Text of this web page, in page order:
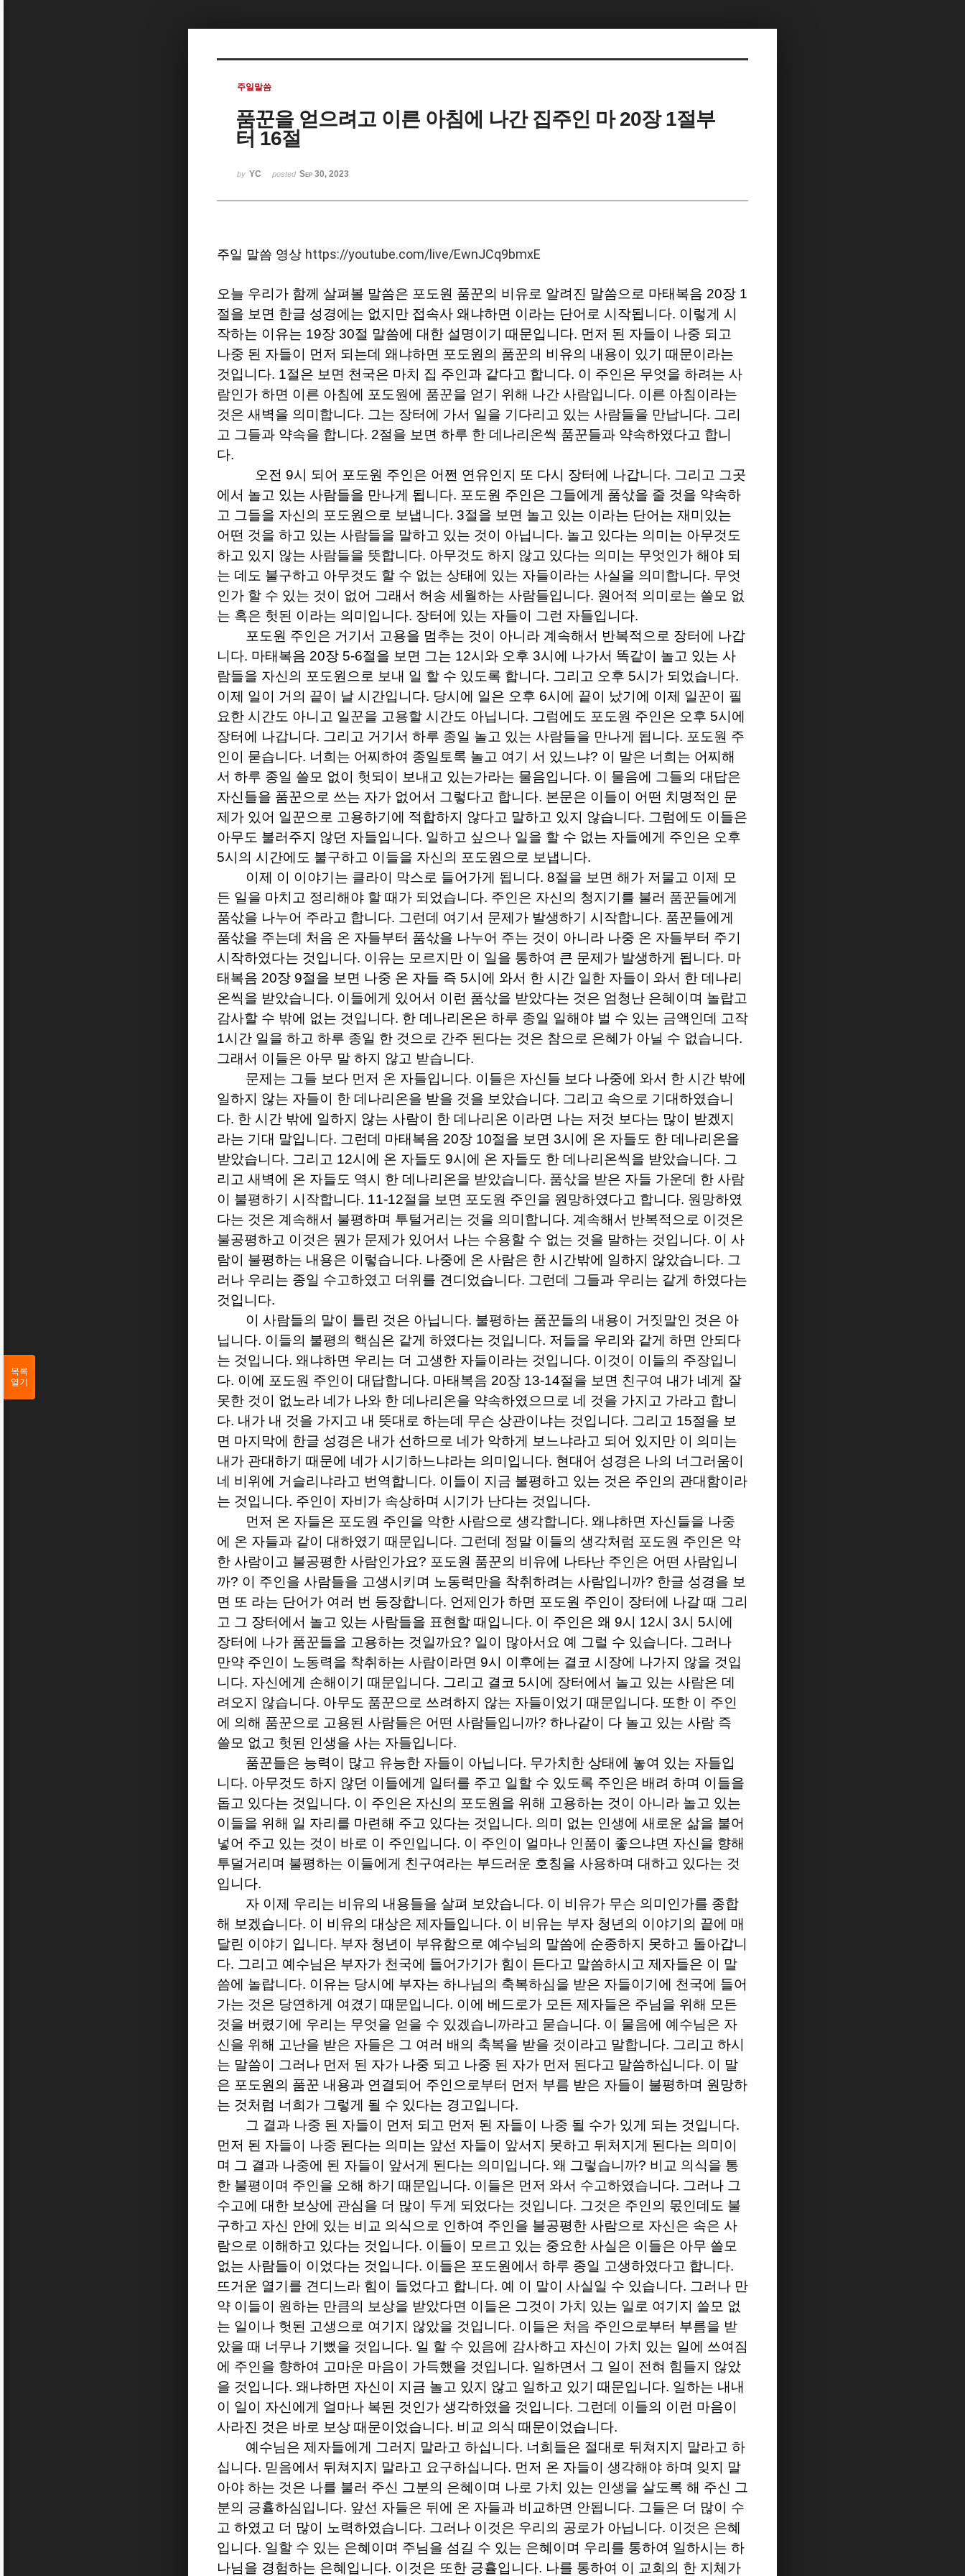
주일말씀
품꾼을 얻으려고 이른 아침에 나간 집주인 마 20장 1절부
터 16절
by YC posted Sep 30, 2023
주일 말씀 영상 https://youtube.com/live/EwnJCq9bmxE
오늘 우리가 함께 살펴볼 말씀은 포도원 품꾼의 비유로 알려진 말씀으로 마태복음 20장 1
절을 보면 한글 성경에는 없지만 접속사 왜냐하면 이라는 단어로 시작됩니다. 이렇게 시
작하는 이유는 19장 30절 말씀에 대한 설명이기 때문입니다. 먼저 된 자들이 나중 되고
나중 된 자들이 먼저 되는데 왜냐하면 포도원의 품꾼의 비유의 내용이 있기 때문이라는
것입니다. 1절은 보면 천국은 마치 집 주인과 같다고 합니다. 이 주인은 무엇을 하려는 사
람인가 하면 이른 아침에 포도원에 품꾼을 얻기 위해 나간 사람입니다. 이른 아침이라는
것은 새벽을 의미합니다. 그는 장터에 가서 일을 기다리고 있는 사람들을 만납니다. 그리
고 그들과 약속을 합니다. 2절을 보면 하루 한 데나리온씩 품꾼들과 약속하였다고 합니
다.
오전 9시 되어 포도원 주인은 어쩐 연유인지 또 다시 장터에 나갑니다. 그리고 그곳
에서 놀고 있는 사람들을 만나게 됩니다. 포도원 주인은 그들에게 품삯을 줄 것을 약속하
고 그들을 자신의 포도원으로 보냅니다. 3절을 보면 놀고 있는 이라는 단어는 재미있는
어떤 것을 하고 있는 사람들을 말하고 있는 것이 아닙니다. 놀고 있다는 의미는 아무것도
하고 있지 않는 사람들을 뜻합니다. 아무것도 하지 않고 있다는 의미는 무엇인가 해야 되
는 데도 불구하고 아무것도 할 수 없는 상태에 있는 자들이라는 사실을 의미합니다. 무엇
인가 할 수 있는 것이 없어 그래서 허송 세월하는 사람들입니다. 원어적 의미로는 쓸모 없
는 혹은 헛된 이라는 의미입니다. 장터에 있는 자들이 그런 자들입니다.
포도원 주인은 거기서 고용을 멈추는 것이 아니라 계속해서 반복적으로 장터에 나갑
니다. 마태복음 20장 5-6절을 보면 그는 12시와 오후 3시에 나가서 똑같이 놀고 있는 사
람들을 자신의 포도원으로 보내 일 할 수 있도록 합니다. 그리고 오후 5시가 되었습니다.
이제 일이 거의 끝이 날 시간입니다. 당시에 일은 오후 6시에 끝이 났기에 이제 일꾼이 필
요한 시간도 아니고 일꾼을 고용할 시간도 아닙니다. 그럼에도 포도원 주인은 오후 5시에
장터에 나갑니다. 그리고 거기서 하루 종일 놀고 있는 사람들을 만나게 됩니다. 포도원 주
인이 묻습니다. 너희는 어찌하여 종일토록 놀고 여기 서 있느냐? 이 말은 너희는 어찌해
서 하루 종일 쓸모 없이 헛되이 보내고 있는가라는 물음입니다. 이 물음에 그들의 대답은
자신들을 품꾼으로 쓰는 자가 없어서 그렇다고 합니다. 본문은 이들이 어떤 치명적인 문
제가 있어 일꾼으로 고용하기에 적합하지 않다고 말하고 있지 않습니다. 그럼에도 이들은
아무도 불러주지 않던 자들입니다. 일하고 싶으나 일을 할 수 없는 자들에게 주인은 오후
5시의 시간에도 불구하고 이들을 자신의 포도원으로 보냅니다.
이제 이 이야기는 클라이 막스로 들어가게 됩니다. 8절을 보면 해가 저물고 이제 모
든 일을 마치고 정리해야 할 때가 되었습니다. 주인은 자신의 청지기를 불러 품꾼들에게
품삯을 나누어 주라고 합니다. 그런데 여기서 문제가 발생하기 시작합니다. 품꾼들에게
품삯을 주는데 처음 온 자들부터 품삯을 나누어 주는 것이 아니라 나중 온 자들부터 주기
시작하였다는 것입니다. 이유는 모르지만 이 일을 통하여 큰 문제가 발생하게 됩니다. 마
태복음 20장 9절을 보면 나중 온 자들 즉 5시에 와서 한 시간 일한 자들이 와서 한 데나리
온씩을 받았습니다. 이들에게 있어서 이런 품삯을 받았다는 것은 엄청난 은혜이며 놀랍고
감사할 수 밖에 없는 것입니다. 한 데나리온은 하루 종일 일해야 벌 수 있는 금액인데 고작
1시간 일을 하고 하루 종일 한 것으로 간주 된다는 것은 참으로 은혜가 아닐 수 없습니다.
그래서 이들은 아무 말 하지 않고 받습니다.
문제는 그들 보다 먼저 온 자들입니다. 이들은 자신들 보다 나중에 와서 한 시간 밖에
일하지 않는 자들이 한 데나리온을 받을 것을 보았습니다. 그리고 속으로 기대하였습니
다. 한 시간 밖에 일하지 않는 사람이 한 데나리온 이라면 나는 저것 보다는 많이 받겠지
라는 기대 말입니다. 그런데 마태복음 20장 10절을 보면 3시에 온 자들도 한 데나리온을
받았습니다. 그리고 12시에 온 자들도 9시에 온 자들도 한 데나리온씩을 받았습니다. 그
리고 새벽에 온 자들도 역시 한 데나리온을 받았습니다. 품삯을 받은 자들 가운데 한 사람
이 불평하기 시작합니다. 11-12절을 보면 포도원 주인을 원망하였다고 합니다. 원망하였
다는 것은 계속해서 불평하며 투털거리는 것을 의미합니다. 계속해서 반복적으로 이것은
불공평하고 이것은 뭔가 문제가 있어서 나는 수용할 수 없는 것을 말하는 것입니다. 이 사
람이 불평하는 내용은 이렇습니다. 나중에 온 사람은 한 시간밖에 일하지 않았습니다. 그
러나 우리는 종일 수고하였고 더위를 견디었습니다. 그런데 그들과 우리는 같게 하였다는
것입니다.
이 사람들의 말이 틀린 것은 아닙니다. 불평하는 품꾼들의 내용이 거짓말인 것은 아
닙니다. 이들의 불평의 핵심은 같게 하였다는 것입니다. 저들을 우리와 같게 하면 안되다
는 것입니다. 왜냐하면 우리는 더 고생한 자들이라는 것입니다. 이것이 이들의 주장입니
다. 이에 포도원 주인이 대답합니다. 마태복음 20장 13-14절을 보면 친구여 내가 네게 잘
못한 것이 없노라 네가 나와 한 데나리온을 약속하였으므로 네 것을 가지고 가라고 합니
다. 내가 내 것을 가지고 내 뜻대로 하는데 무슨 상관이냐는 것입니다. 그리고 15절을 보
면 마지막에 한글 성경은 내가 선하므로 네가 악하게 보느냐라고 되어 있지만 이 의미는
내가 관대하기 때문에 네가 시기하느냐라는 의미입니다. 현대어 성경은 나의 너그러움이
네 비위에 거슬리냐라고 번역합니다. 이들이 지금 불평하고 있는 것은 주인의 관대함이라
는 것입니다. 주인이 자비가 속상하며 시기가 난다는 것입니다.
먼저 온 자들은 포도원 주인을 악한 사람으로 생각합니다. 왜냐하면 자신들을 나중
에 온 자들과 같이 대하였기 때문입니다. 그런데 정말 이들의 생각처럼 포도원 주인은 악
한 사람이고 불공평한 사람인가요? 포도원 품꾼의 비유에 나타난 주인은 어떤 사람입니
까? 이 주인을 사람들을 고생시키며 노동력만을 착취하려는 사람입니까? 한글 성경을 보
면 또 라는 단어가 여러 번 등장합니다. 언제인가 하면 포도원 주인이 장터에 나갈 때 그리
고 그 장터에서 놀고 있는 사람들을 표현할 때입니다. 이 주인은 왜 9시 12시 3시 5시에
장터에 나가 품꾼들을 고용하는 것일까요? 일이 많아서요 예 그럴 수 있습니다. 그러나
만약 주인이 노동력을 착취하는 사람이라면 9시 이후에는 결코 시장에 나가지 않을 것입
니다. 자신에게 손해이기 때문입니다. 그리고 결코 5시에 장터에서 놀고 있는 사람은 데
려오지 않습니다. 아무도 품꾼으로 쓰려하지 않는 자들이었기 때문입니다. 또한 이 주인
에 의해 품꾼으로 고용된 사람들은 어떤 사람들입니까? 하나같이 다 놀고 있는 사람 즉
쓸모 없고 헛된 인생을 사는 자들입니다.
품꾼들은 능력이 많고 유능한 자들이 아닙니다. 무가치한 상태에 놓여 있는 자들입
니다. 아무것도 하지 않던 이들에게 일터를 주고 일할 수 있도록 주인은 배려 하며 이들을
돕고 있다는 것입니다. 이 주인은 자신의 포도원을 위해 고용하는 것이 아니라 놀고 있는
이들을 위해 일 자리를 마련해 주고 있다는 것입니다. 의미 없는 인생에 새로운 삶을 불어
넣어 주고 있는 것이 바로 이 주인입니다. 이 주인이 얼마나 인품이 좋으냐면 자신을 향해
투덜거리며 불평하는 이들에게 친구여라는 부드러운 호칭을 사용하며 대하고 있다는 것
입니다.
자 이제 우리는 비유의 내용들을 살펴 보았습니다. 이 비유가 무슨 의미인가를 종합
해 보겠습니다. 이 비유의 대상은 제자들입니다. 이 비유는 부자 청년의 이야기의 끝에 매
달린 이야기 입니다. 부자 청년이 부유함으로 예수님의 말씀에 순종하지 못하고 돌아갑니
다. 그리고 예수님은 부자가 천국에 들어가기가 힘이 든다고 말씀하시고 제자들은 이 말
씀에 놀랍니다. 이유는 당시에 부자는 하나님의 축복하심을 받은 자들이기에 천국에 들어
가는 것은 당연하게 여겼기 때문입니다. 이에 베드로가 모든 제자들은 주님을 위해 모든
것을 버렸기에 우리는 무엇을 얻을 수 있겠습니까라고 묻습니다. 이 물음에 예수님은 자
신을 위해 고난을 받은 자들은 그 여러 배의 축복을 받을 것이라고 말합니다. 그리고 하시
는 말씀이 그러나 먼저 된 자가 나중 되고 나중 된 자가 먼저 된다고 말씀하십니다. 이 말
은 포도원의 품꾼 내용과 연결되어 주인으로부터 먼저 부름 받은 자들이 불평하며 원망하
는 것처럼 너희가 그렇게 될 수 있다는 경고입니다.
그 결과 나중 된 자들이 먼저 되고 먼저 된 자들이 나중 될 수가 있게 되는 것입니다.
먼저 된 자들이 나중 된다는 의미는 앞선 자들이 앞서지 못하고 뒤처지게 된다는 의미이
며 그 결과 나중에 된 자들이 앞서게 된다는 의미입니다. 왜 그렇습니까? 비교 의식을 통
한 불평이며 주인을 오해 하기 때문입니다. 이들은 먼저 와서 수고하였습니다. 그러나 그
수고에 대한 보상에 관심을 더 많이 두게 되었다는 것입니다. 그것은 주인의 몫인데도 불
구하고 자신 안에 있는 비교 의식으로 인하여 주인을 불공평한 사람으로 자신은 속은 사
람으로 이해하고 있다는 것입니다. 이들이 모르고 있는 중요한 사실은 이들은 아무 쓸모
없는 사람들이 이었다는 것입니다. 이들은 포도원에서 하루 종일 고생하였다고 합니다.
뜨거운 열기를 견디느라 힘이 들었다고 합니다. 예 이 말이 사실일 수 있습니다. 그러나 만
약 이들이 원하는 만큼의 보상을 받았다면 이들은 그것이 가치 있는 일로 여기지 쓸모 없
는 일이나 헛된 고생으로 여기지 않았을 것입니다. 이들은 처음 주인으로부터 부름을 받
았을 때 너무나 기뻤을 것입니다. 일 할 수 있음에 감사하고 자신이 가치 있는 일에 쓰여짐
에 주인을 향하여 고마운 마음이 가득했을 것입니다. 일하면서 그 일이 전혀 힘들지 않았
을 것입니다. 왜냐하면 자신이 지금 놀고 있지 않고 일하고 있기 때문입니다. 일하는 내내
이 일이 자신에게 얼마나 복된 것인가 생각하였을 것입니다. 그런데 이들의 이런 마음이
사라진 것은 바로 보상 때문이었습니다. 비교 의식 때문이었습니다.
예수님은 제자들에게 그러지 말라고 하십니다. 너희들은 절대로 뒤쳐지지 말라고 하
십니다. 믿음에서 뒤쳐지지 말라고 요구하십니다. 먼저 온 자들이 생각해야 하며 잊지 말
아야 하는 것은 나를 불러 주신 그분의 은혜이며 나로 가치 있는 인생을 살도록 해 주신 그
분의 긍휼하심입니다. 앞선 자들은 뒤에 온 자들과 비교하면 안됩니다. 그들은 더 많이 수
고 하였고 더 많이 노력하였습니다. 그러나 이것은 우리의 공로가 아닙니다. 이것은 은혜
입니다. 일할 수 있는 은혜이며 주님을 섬길 수 있는 은혜이며 우리를 통하여 일하시는 하
나님을 경험하는 은혜입니다. 이것은 또한 긍휼입니다. 나를 통하여 이 교회의 한 지체가
목록
열기
Sketchbook5, 스케치북5
Sketchbook5, 스케치북5